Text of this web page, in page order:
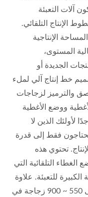
آلات التعبئة
الإنتاج التلقائي.
الإنتاجية
المستوى،
الجديدة أو
خط إنتاج آلي لملء
والترميز لزجاجات
ووضع الأغطية
لأولئك الذين لا
فقط إلى قدرة
تحتوي هذه
التلقائية التي
للتعبئة. علاوة
على ذلك، يمكنه أيضًا توفير إنتاج يصل إلى 550 ~ 900 زجاجة في